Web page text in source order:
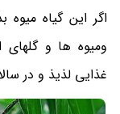
اگر این گیاه
ومیوه ها و گلهای
غذایی لذیذ و در